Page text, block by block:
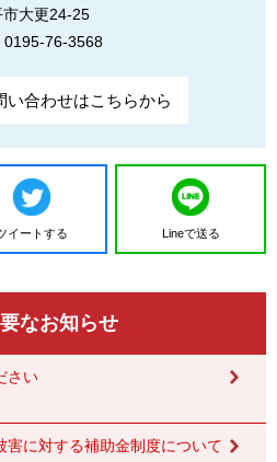
大更24-25
0195-76-3568
い合わせはこちらから
イートする Lineで送る
なお知らせ
さい
害に対する補助金制度について